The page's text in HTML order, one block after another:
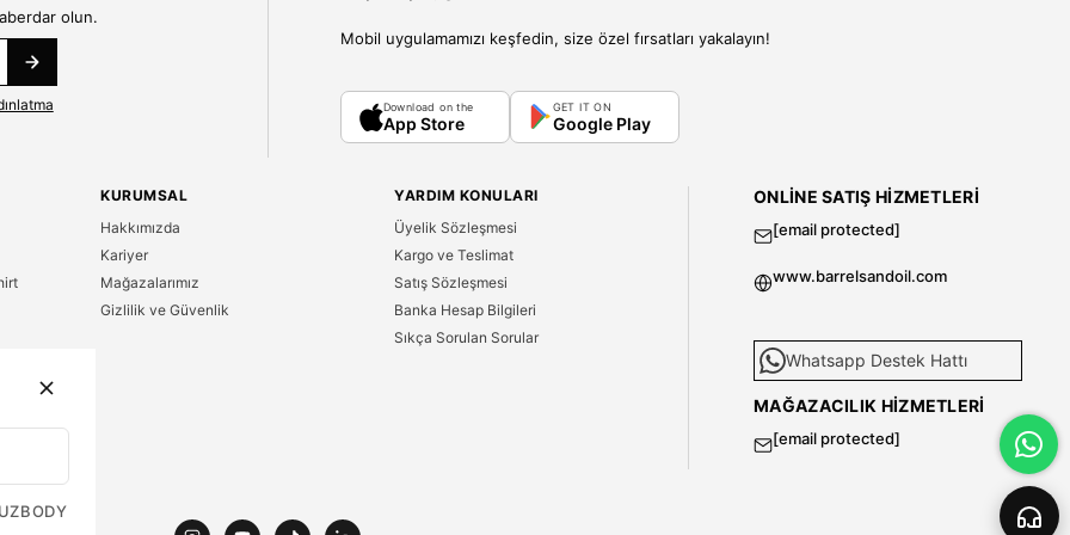
olun.
Mobil uygulamamızı keşfedin, size özel fırsatları yakalayın!
Download on the
App Store
GET IT ON
Google Play
KURUMSAL
Hakkımızda
Kariyer
Mağazalarımız
Gizlilik ve Güvenlik
YARDIM KONULARI
Üyelik Sözleşmesi
Kargo ve Teslimat
Satış Sözleşmesi
Banka Hesap Bilgileri
Sıkça Sorulan Sorular
ONLINE SATIŞ HIZMETLERI
[email protected]
www.barrelsandoil.com
Whatsapp Destek Hattı
MAĞAZACILIK HIZMETLERI
[email protected]
BODY